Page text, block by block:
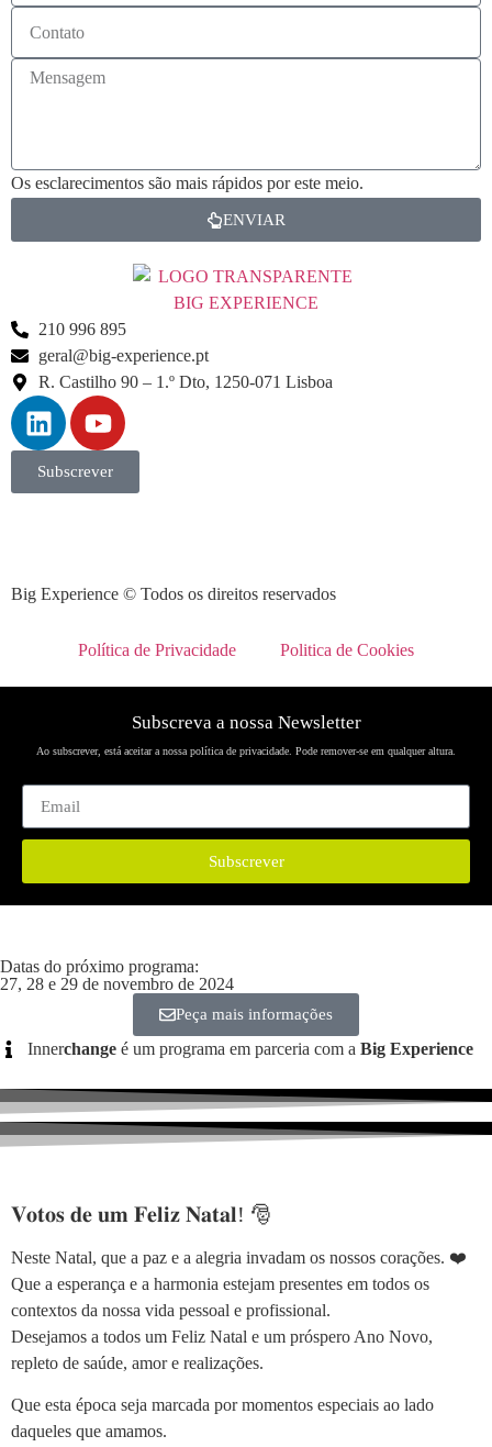
Os esclarecimentos são mais rápidos por este meio.
ENVIAR
210 996 895
geral@big-experience.pt
R. Castilho 90 – 1.º Dto, 1250-071 Lisboa
Subscrever
Big Experience © Todos os direitos reservados
Política de Privacidade Politica de Cookies
Subscreva a nossa Newsletter
Ao subscrever, está aceitar a nossa política de privacidade. Pode remover-se em qualquer altura.
Subscrever
Datas do próximo programa:
27, 28 e 29 de novembro de 2024
Peça mais informações
Innerchange é um programa em parceria com a Big Experience
𝐕𝐨𝐭𝐨𝐬 𝐝𝐞 𝐮𝐦 𝐅𝐞𝐥𝐢𝐳 𝐍𝐚𝐭𝐚𝐥! 🎅
Neste Natal, que a paz e a alegria invadam os nossos corações. ❤️
Que a esperança e a harmonia estejam presentes em todos os
contextos da nossa vida pessoal e profissional.
Desejamos a todos um Feliz Natal e um próspero Ano Novo,
repleto de saúde, amor e realizações.
Que esta época seja marcada por momentos especiais ao lado
daqueles que amamos.